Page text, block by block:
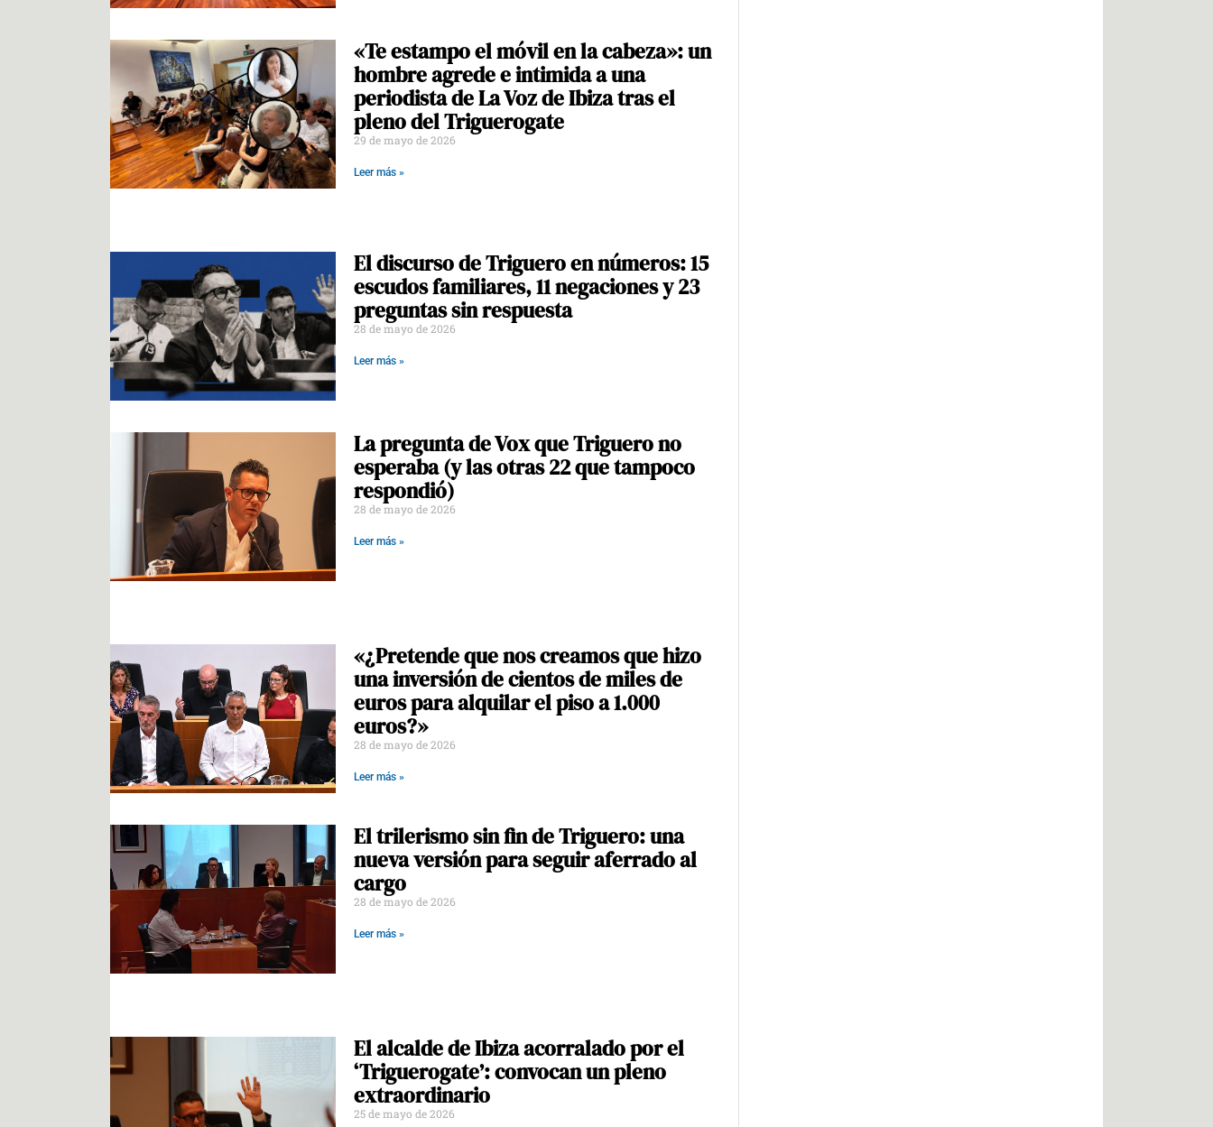
«Te estampo el móvil en la cabeza»: un
hombre agrede e intimida a una
periodista de La Voz de Ibiza tras el
pleno del Triguerogate
29 de mayo de 2026
Leer más »
El discurso de Triguero en números: 15
escudos familiares, 11 negaciones y 23
preguntas sin respuesta
28 de mayo de 2026
Leer más »
La pregunta de Vox que Triguero no
esperaba (y las otras 22 que tampoco
respondió)
28 de mayo de 2026
Leer más »
«¿Pretende que nos creamos que hizo
una inversión de cientos de miles de
euros para alquilar el piso a 1.000
euros?»
28 de mayo de 2026
Leer más »
El trilerismo sin fin de Triguero: una
nueva versión para seguir aferrado al
cargo
28 de mayo de 2026
Leer más »
El alcalde de Ibiza acorralado por el
‘Triguerogate’: convocan un pleno
extraordinario
25 de mayo de 2026